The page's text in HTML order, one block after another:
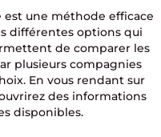
est une méthode efficace
différentes options qui
de comparer les
plusieurs compagnies
En vous rendant sur
des informations
disponibles.